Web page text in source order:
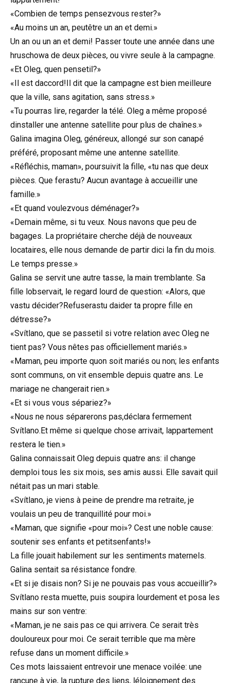
«Combien de temps pensezvous rester?»
«Au moins un an, peutêtre un an et demi.»
Un an ou un an et demi! Passer toute une année dans une
hruschowa de deux pièces, ou vivre seule à la campagne.
«Et Oleg, quen pensetil?»
«Il est daccord!Il dit que la campagne est bien meilleure
que la ville, sans agitation, sans stress.»
«Tu pourras lire, regarder la télé. Oleg a même proposé
dinstaller une antenne satellite pour plus de chaînes.»
Galina imagina Oleg, généreux, allongé sur son canapé
préféré, proposant même une antenne satellite.
«Réfléchis, maman», poursuivit la fille, «tu nas que deux
pièces. Que ferastu? Aucun avantage à accueillir une
famille.»
«Et quand voulezvous déménager?»
«Demain même, si tu veux. Nous navons que peu de
bagages. La propriétaire cherche déjà de nouveaux
locataires, elle nous demande de partir dici la fin du mois.
Le temps presse.»
Galina se servit une autre tasse, la main tremblante. Sa
fille lobservait, le regard lourd de question: «Alors, que
vastu décider?Refuserastu daider ta propre fille en
détresse?»
«Svítlano, que se passetil si votre relation avec Oleg ne
tient pas? Vous nêtes pas officiellement mariés.»
«Maman, peu importe quon soit mariés ou non; les enfants
sont communs, on vit ensemble depuis quatre ans. Le
mariage ne changerait rien.»
«Et si vous vous sépariez?»
«Nous ne nous séparerons pas,déclara fermement
Svítlano.Et même si quelque chose arrivait, lappartement
restera le tien.»
Galina connaissait Oleg depuis quatre ans: il change
demploi tous les six mois, ses amis aussi. Elle savait quil
nétait pas un mari stable.
«Svítlano, je viens à peine de prendre ma retraite, je
voulais un peu de tranquillité pour moi.»
«Maman, que signifie «pour moi»? Cest une noble cause:
soutenir ses enfants et petitsenfants!»
La fille jouait habilement sur les sentiments maternels.
Galina sentait sa résistance fondre.
«Et si je disais non? Si je ne pouvais pas vous accueillir?»
Svítlano resta muette, puis soupira lourdement et posa les
mains sur son ventre:
«Maman, je ne sais pas ce qui arrivera. Ce serait très
douloureux pour moi. Ce serait terrible que ma mère
refuse dans un moment difficile.»
Ces mots laissaient entrevoir une menace voilée: une
rancune à vie, la rupture des liens, léloignement des